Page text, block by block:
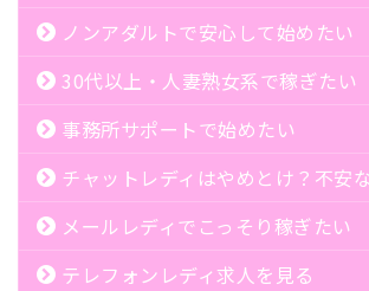
ノンアダルトで安心して始めたい
30代以上・人妻熟女系で稼ぎたい
事務所サポートで始めたい
チャットレディはやめとけ？不安
メールレディでこっそり稼ぎたい
テレフォンレディ求人を見る